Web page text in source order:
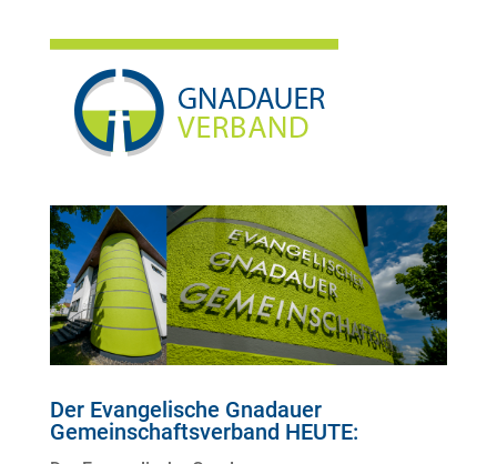
Der Evangelische Gnadauer
Gemeinschaftsverband HEUTE: